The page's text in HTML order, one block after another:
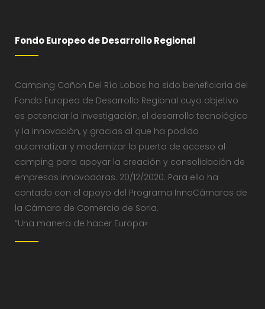
Fondo Europeo de Desarrollo Regional
Camping Cañon Del Río Lobos ha sido beneficiaria del
Fondo Europeo de Desarrollo Regional cuyo objetivo
es potenciar la investigación, el desarrollo tecnológico
y la innovación, y gracias al que ha podido
automatizar y modernizar la puerta de acceso al
camping para apoyar la creación y consolidación de
empresas innovadoras. 20/12/2020. Para ello ha
contado con el apoyo del Programa InnoCámaras de
la Cámara de Comercio de Soria.
“Una manera de hacer Europa»